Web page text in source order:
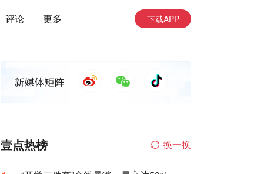
评论 更多 下载APP
壹点热榜 换一换